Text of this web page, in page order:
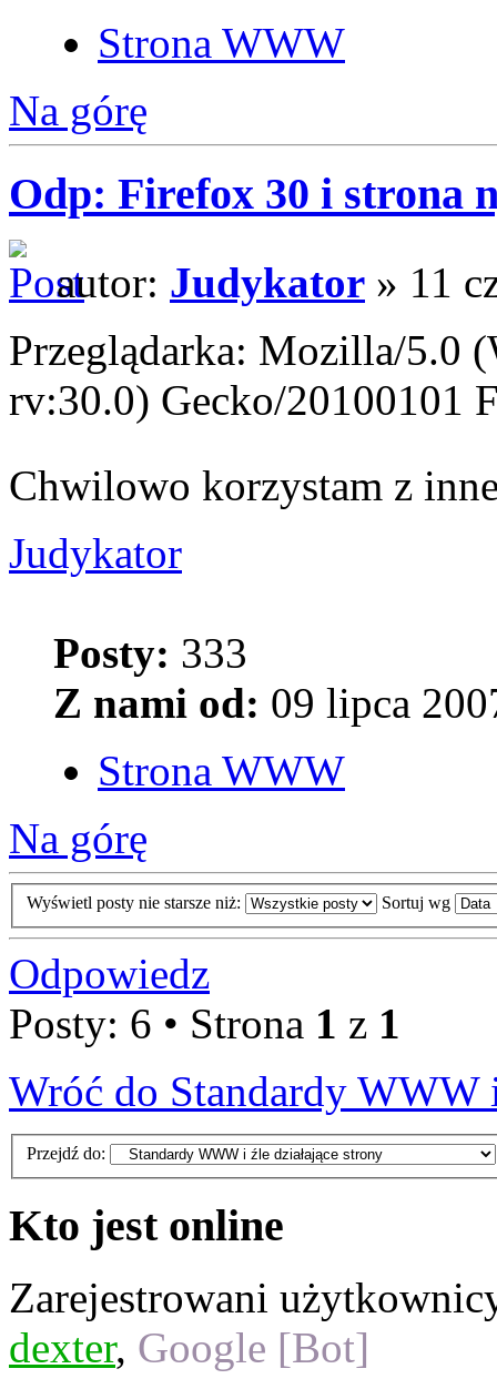
Strona WWW
Na górę
Odp: Firefox 30 i strona
autor: Judykator » 11
Przeglądarka: Mozilla/5.0
rv:30.0) Gecko/20100101
Chwilowo korzystam z
Judykator
Posty: 333
Z nami od: 09 lipca
Strona WWW
Na górę
Wyświetl posty nie starsze niż: Sortuj wg
Odpowiedz
Posty: 6 • Strona 1 z 1
Wróć do Standardy WWW
Przejdź do:
Kto jest online
Zarejestrowani
dexter, Google [Bot]